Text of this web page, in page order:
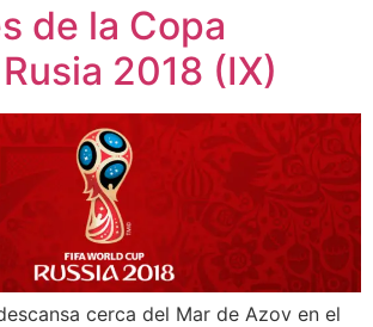
de la Copa
2018 (IX)
cerca del Mar de Azov en el